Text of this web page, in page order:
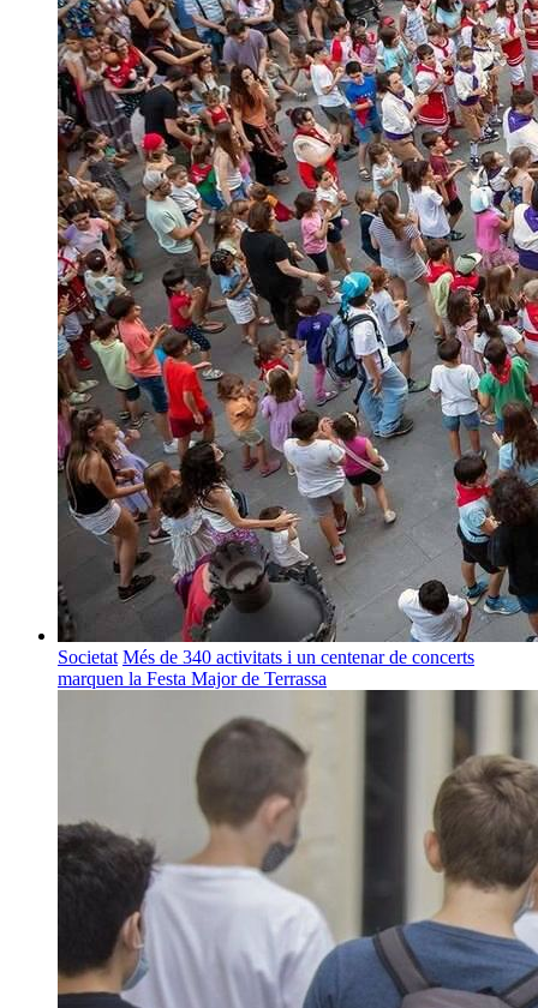
Societat Més de 340 activitats i un centenar de concerts
marquen la Festa Major de Terrassa